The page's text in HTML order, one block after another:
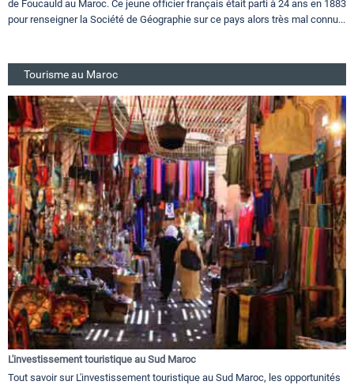
de Foucauld au Maroc. Ce jeune officier français était parti à 24 ans en 1883
pour renseigner la Société de Géographie sur ce pays alors très mal connu...
Tourisme au Maroc
L'investissement touristique au Sud Maroc
Tout savoir sur L'investissement touristique au Sud Maroc, les opportunités